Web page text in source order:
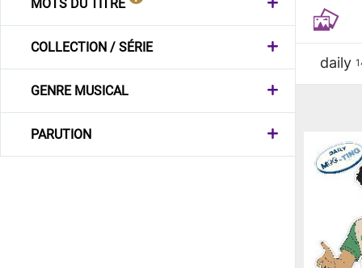
MOTS DU TITRE
COLLECTION / SÉRIE
GENRE MUSICAL
PARUTION
daily